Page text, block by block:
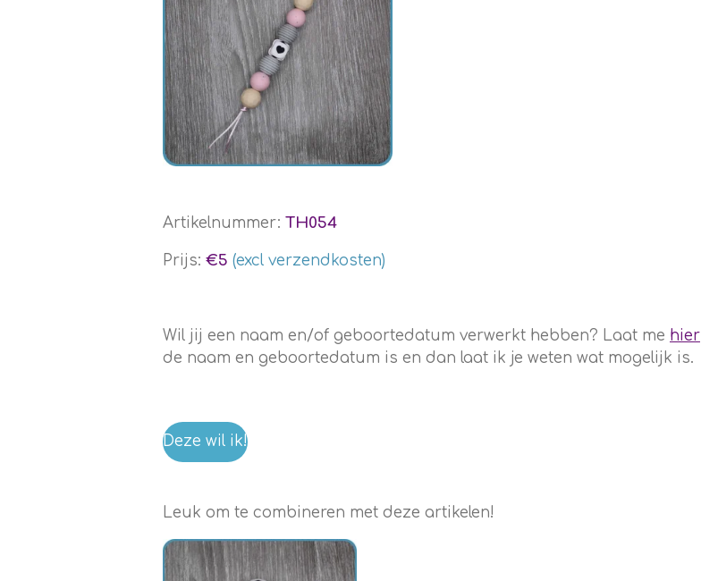
Artikelnummer: TH054
Prijs: €5 (excl verzendkosten)
Wil jij een naam en/of geboortedatum verwerkt hebben? Laat me hier
de naam en geboortedatum is en dan laat ik je weten wat mogelijk is.
Deze wil ik!
Leuk om te combineren met deze artikelen!